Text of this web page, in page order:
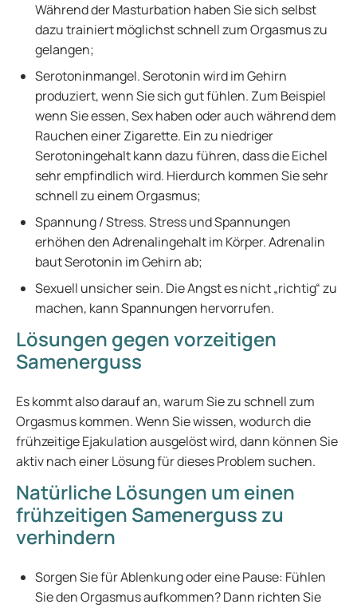
Während der Masturbation haben Sie sich selbst
dazu trainiert möglichst schnell zum Orgasmus zu
gelangen;
Serotoninmangel. Serotonin wird im Gehirn
produziert, wenn Sie sich gut fühlen. Zum Beispiel
wenn Sie essen, Sex haben oder auch während dem
Rauchen einer Zigarette. Ein zu niedriger
Serotoningehalt kann dazu führen, dass die Eichel
sehr empfindlich wird. Hierdurch kommen Sie sehr
schnell zu einem Orgasmus;
Spannung / Stress. Stress und Spannungen
erhöhen den Adrenalingehalt im Körper. Adrenalin
baut Serotonin im Gehirn ab;
Sexuell unsicher sein. Die Angst es nicht „richtig“ zu
machen, kann Spannungen hervorrufen.
Lösungen gegen vorzeitigen
Samenerguss
Es kommt also darauf an, warum Sie zu schnell zum
Orgasmus kommen. Wenn Sie wissen, wodurch die
frühzeitige Ejakulation ausgelöst wird, dann können Sie
aktiv nach einer Lösung für dieses Problem suchen.
Natürliche Lösungen um einen
frühzeitigen Samenerguss zu
verhindern
Sorgen Sie für Ablenkung oder eine Pause: Fühlen
Sie den Orgasmus aufkommen? Dann richten Sie